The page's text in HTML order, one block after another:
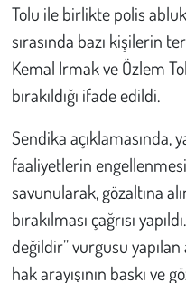
Tolu ile birlikte polis
sırasında bazı kişilerin
Kemal Irmak ve Özlem
bırakıldığı ifade edildi.
Sendika açıklamasında,
faaliyetlerin
savunularak, gözaltına
bırakılması çağrısı
değildir” vurgusu
hak arayışının baskı ve